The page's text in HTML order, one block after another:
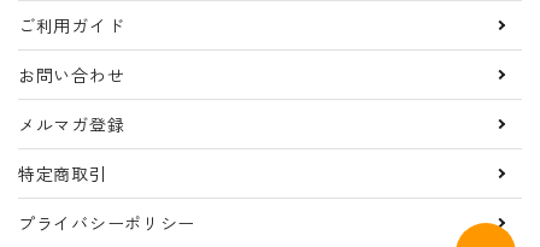
ご利用ガイド
お問い合わせ
メルマガ登録
特定商取引
プライバシーポリシー